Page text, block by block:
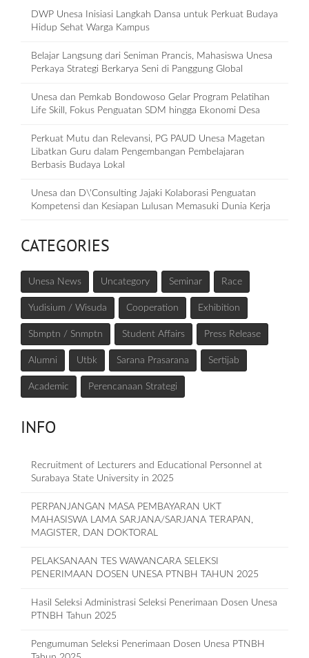
DWP Unesa Inisiasi Langkah Dansa untuk Perkuat Budaya
Hidup Sehat Warga Kampus
Belajar Langsung dari Seniman Prancis, Mahasiswa Unesa
Perkaya Strategi Berkarya Seni di Panggung Global
Unesa dan Pemkab Bondowoso Gelar Program Pelatihan
Life Skill, Fokus Penguatan SDM hingga Ekonomi Desa
Perkuat Mutu dan Relevansi, PG PAUD Unesa Magetan
Libatkan Guru dalam Pengembangan Pembelajaran
Berbasis Budaya Lokal
Unesa dan D\'Consulting Jajaki Kolaborasi Penguatan
Kompetensi dan Kesiapan Lulusan Memasuki Dunia Kerja
CATEGORIES
Unesa News Uncategory Seminar Race
Yudisium / Wisuda Cooperation Exhibition
Sbmptn / Snmptn Student Affairs Press Release
Alumni Utbk Sarana Prasarana Sertijab
Academic Perencanaan Strategi
INFO
Recruitment of Lecturers and Educational Personnel at
Surabaya State University in 2025
PERPANJANGAN MASA PEMBAYARAN UKT
MAHASISWA LAMA SARJANA/SARJANA TERAPAN,
MAGISTER, DAN DOKTORAL
PELAKSANAAN TES WAWANCARA SELEKSI
PENERIMAAN DOSEN UNESA PTNBH TAHUN 2025
Hasil Seleksi Administrasi Seleksi Penerimaan Dosen Unesa
PTNBH Tahun 2025
Pengumuman Seleksi Penerimaan Dosen Unesa PTNBH